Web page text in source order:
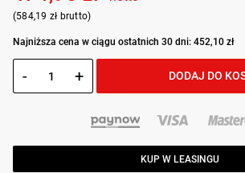
(584,19 zł brutto)
Najniższa cena w ciągu ostatnich 30 dni: 452,10 zł
- + DODAJ DO
KUP W LEASINGU